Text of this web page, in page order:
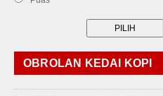
OBROLAN KEDAI KOPI